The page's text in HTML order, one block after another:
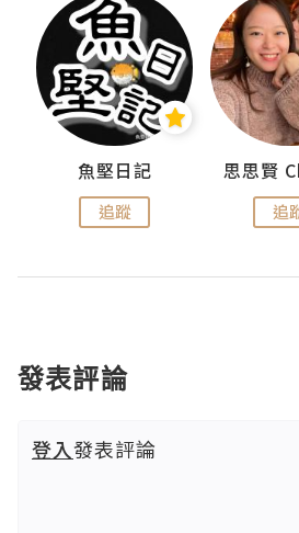
魚堅日記
追蹤 追
發表評論
登入發表評論